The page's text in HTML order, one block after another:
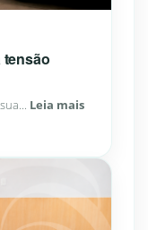
tensão
Leia mais